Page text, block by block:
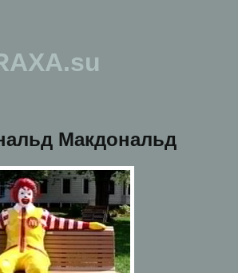
Макдональд